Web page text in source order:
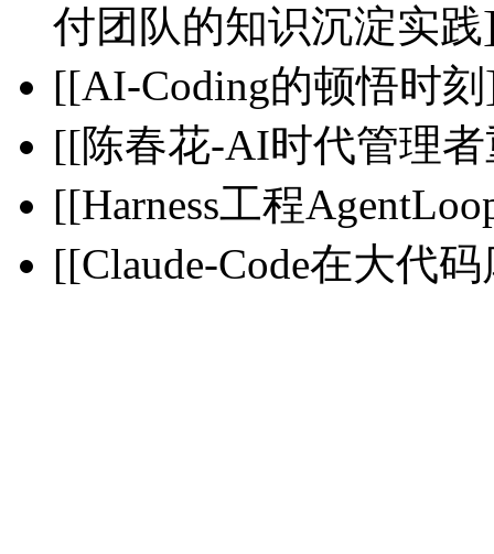
付团队的知识沉淀实
[[AI-Coding的顿悟时
[[陈春花-AI时代管理
[[Harness工程
[[Claude-Code在大代